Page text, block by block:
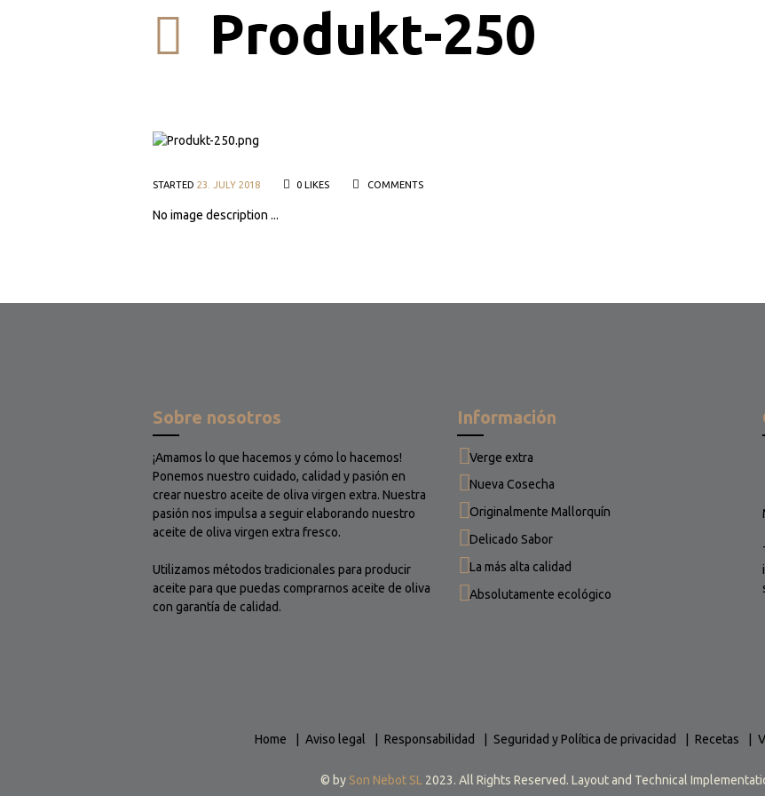
Produkt-250
STARTED 23. JULY 2018 0LIKES COMMENTS
No image description ...
Sobre nosotros
¡Amamos lo que hacemos y cómo lo hacemos!
Ponemos nuestro cuidado, calidad y pasión en
crear nuestro aceite de oliva virgen extra. Nuestra
pasión nos impulsa a seguir elaborando nuestro
aceite de oliva virgen extra fresco.
Utilizamos métodos tradicionales para producir
aceite para que puedas comprarnos aceite de oliva
con garantía de calidad.
Información
Verge extra
Nueva Cosecha
Originalmente Mallorquín
Delicado Sabor
La más alta calidad
Absolutamente ecológico
Home Aviso legal Responsabilidad Seguridad y Política de privacidad Recetas
© by Son Nebot SL 2023. All Rights Reserved. Layout and Technical